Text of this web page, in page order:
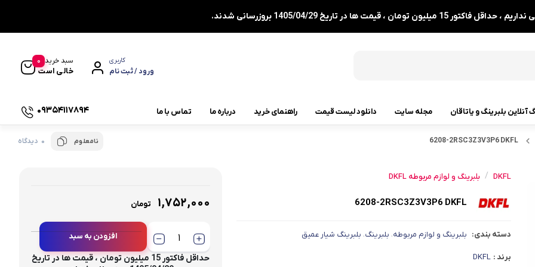
تومان ، قیمت ها در تاریخ 1405/04/29 بروزرسانی شدند.
کاربری
ورود / ثبت نام
سبد خرید
خالی است
0
رولبرینگ مخروطی
رولبرینگ بشکه ای
رولبرینگ بشکه ای کفگرد چاکنت
آنلاین بلبرینگ و یاتاقان مجله سایت دانلود لیست قیمت راهنمای خرید درباره ما تماس با ما 09354117894
6208-2RSC3Z3V3P6 DKFL نامعلوم 0 دیدگاه
DKFL
/ بلبرینگ و لوازم مربوطه DKFL
6208-2RSC3Z3V3P6 DKFL
دسته بندی: بلبرینگ و لوازم مربوطه، بلبرینگ، بلبرینگ شیار عمیق
برند : DKFL
۱,۷۵۲,۰۰۰ تومان
افزودن به سبد
توجه : تک فروشی نداریم ،
حداقل فاکتور 15 میلیون تومان ، قیمت ها در تاریخ